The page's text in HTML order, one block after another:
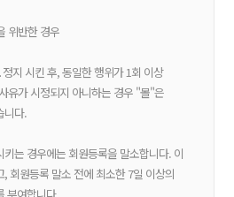
위반한 경우
지 시킨 후, 동일한 행위가 1회 이상
유가 시정되지 아니하는 경우 "몰"은
니다.
는 경우에는 회원등록을 말소합니다. 이
회원등록 말소 전에 최소한 7일 이상의